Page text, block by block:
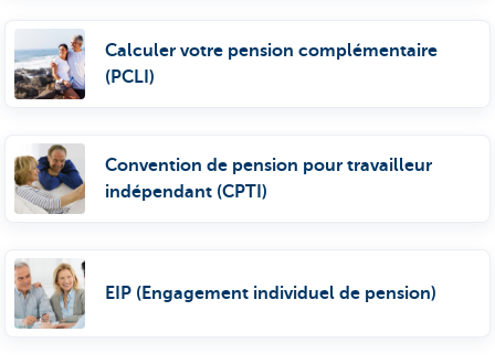
Calculer votre pension complémentaire
(PCLI)
Convention de pension pour travailleur
indépendant (CPTI)
EIP (Engagement individuel de pension)